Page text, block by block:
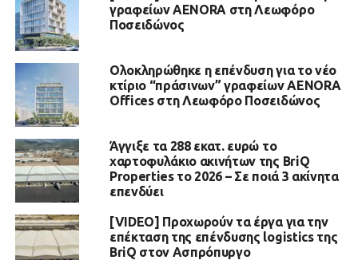
γραφείων AENORA στη Λεωφόρο
Ποσειδώνος
Ολοκληρώθηκε η επένδυση για το νέο
κτίριο “πράσινων” γραφείων AENORA
Offices στη Λεωφόρο Ποσειδώνος
Άγγιξε τα 288 εκατ. ευρώ το
χαρτοφυλάκιο ακινήτων της BriQ
Properties το 2026 – Σε ποιά 3 ακίνητα
επενδύει
[VIDEO] Προχωρούν τα έργα για την
επέκταση της επένδυσης logistics της
BriQ στον Ασπρόπυργο